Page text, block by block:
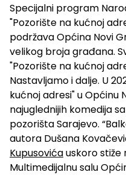
Specijalni program
"Pozorište na kućnoj
podržava Općina Novi
velikog broja građana.
"Pozorište na kućnoj
Nastavljamo i dalje. U
kućnoj adresi" u Općinu
najuglednijih komedija
pozorišta Sarajevo.
autora Dušana
Kupusovićauskoro stiže
Multimedijalnu salu